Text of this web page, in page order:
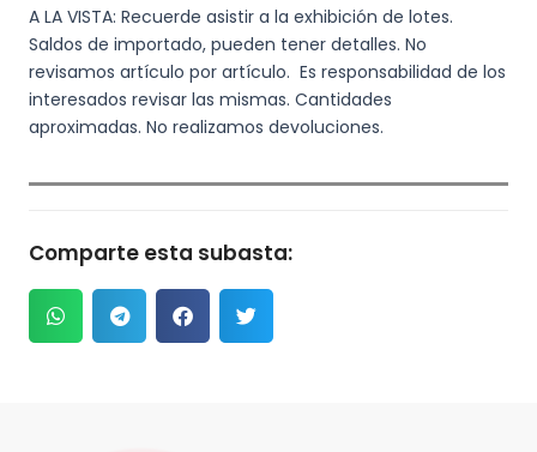
A LA VISTA: Recuerde asistir a la exhibición de lotes.
Saldos de importado, pueden tener detalles. No
revisamos artículo por artículo. Es responsabilidad de los
interesados revisar las mismas. Cantidades
aproximadas. No realizamos devoluciones.
Comparte esta subasta: